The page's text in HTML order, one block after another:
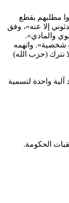
مطلبهم بقطع
إلا عنه»، وفق
والمادي».
شخصية». واتهمه
نترك (حزب الله)
آلية واحدة لتسمية
الحكومة.